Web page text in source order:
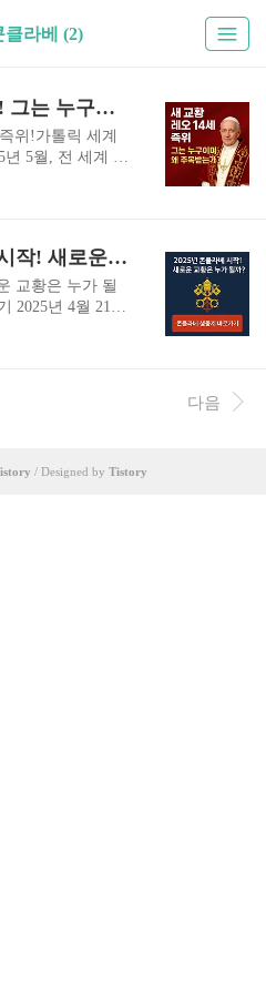
클라베 (2)
“새 교황 레오 14세 즉위! 그는 누구이며 왜 주목 받는가?”
위!가톨릭 세계
년 5월, 전 세계 가
집중되었습니
가?(유튜브 영상
가?레오 14세의
Romanelli). 이탈
부터 사회 정의와
다. 그는 전임 프
에 깊은 관심을
[속보] 2025년 콘클라베 시작! 새로운 교황은 누가 될까? 실시간 보기!!
교황은 누가 될
2025년 4월 21일,
해진 이후 전 세
가 시작되었으
나 성당에서 역사
세 미만의 추기경
다음
/ Designed by Tistory